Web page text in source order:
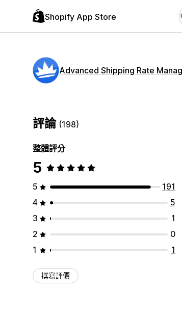
Shopify App Store
Advanced Shipping Rate
評論 (198)
整體評分
5
5
191
4
5
3
1
2
0
1
1
撰寫評價